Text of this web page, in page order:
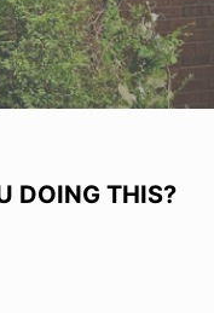
DOING THIS?